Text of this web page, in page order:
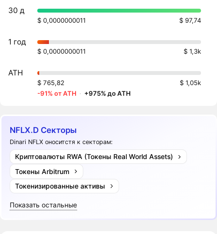
30 д
$ 0,0000000011 $ 97,74
1 год
$ 0,0000000011 $ 1,3k
ATH
$ 765,82
$ 1,05k
-91% от ATH · +975% до ATH
NFLX.D Секторы
Dinari NFLX оноситстя к секторам:
Криптовалюты RWA (Токены Real World Assets)
Токены Arbitrum
Токенизированные активы
Показать остальные